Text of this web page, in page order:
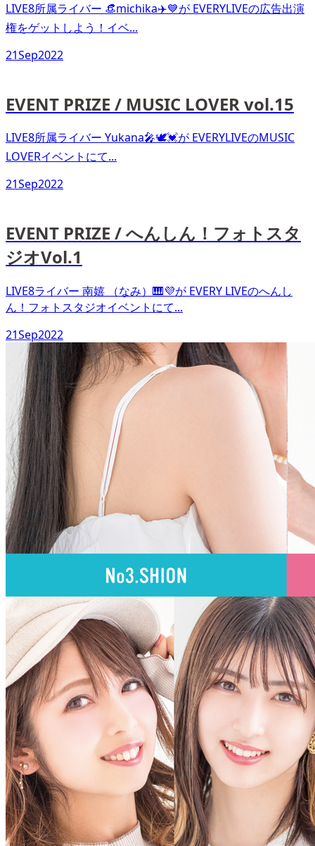
LIVE8所属ライバー 👒michika✈️💙が EVERYLIVEの広告出演
権をゲットしよう！イベ...
21Sep2022
EVENT PRIZE / MUSIC LOVER vol.15
LIVE8所属ライバー Yukana🎤🕊💓が EVERYLIVEのMUSIC
LOVERイベントにて...
21Sep2022
EVENT PRIZE / へんしん！フォトスタ
ジオVol.1
LIVE8ライバー 南嬉 （なみ）🎹💜が EVERY LIVEのへんし
ん！フォトスタジオイベントにて...
21Sep2022